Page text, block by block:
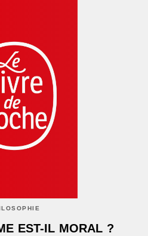
EST-IL MORAL ?